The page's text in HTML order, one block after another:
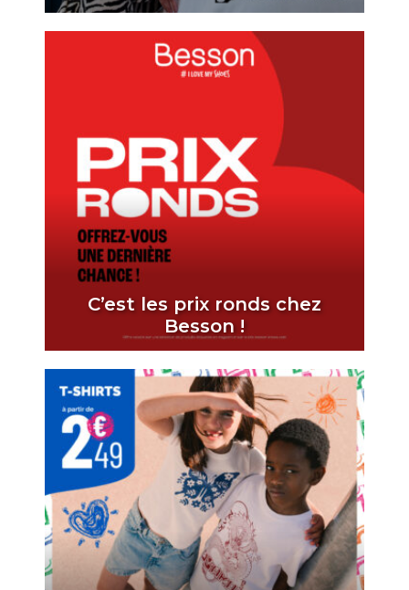
C’est les prix ronds chez
Besson !